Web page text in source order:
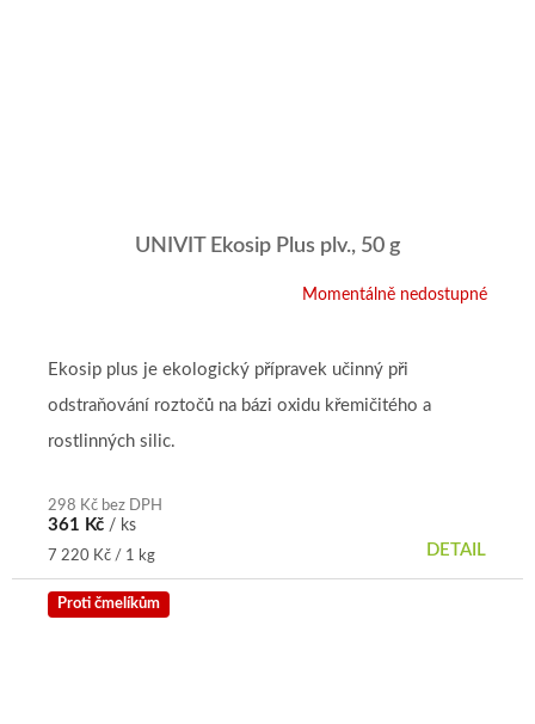
UNIVIT Ekosip Plus plv., 50 g
je
z
5
Momentálně nedostupné
298 Kč bez DPH
361 Kč / ks
Měrná
cena:
7 220 Kč / 1 kg DETAIL
Ekosip plus je ekologický přípravek učinný při
odstraňování roztočů na bázi oxidu křemičitého a
rostlinných silic.
Proti čmelíkům